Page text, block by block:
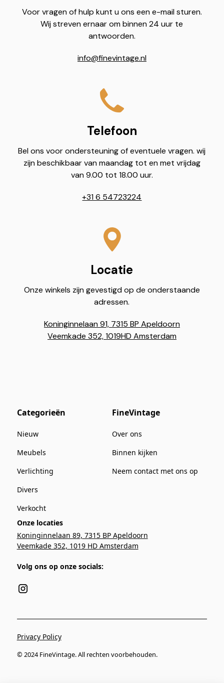
Voor vragen of hulp kunt u ons een e-mail sturen.
Wij streven ernaar om binnen 24 uur te
antwoorden.
info@finevintage.nl
Telefoon
Bel ons voor ondersteuning of eventuele vragen. wij
zijn beschikbaar van maandag tot en met vrijdag
van 9.00 tot 18.00 uur.
+31 6 54723224
Locatie
Onze winkels zijn gevestigd op de onderstaande
adressen.
Koninginnelaan 91, 7315 BP Apeldoorn
Veemkade 352, 1019HD Amsterdam
Onze locaties
Koninginnelaan 89, 7315 BP Apeldoorn
Veemkade 352, 1019 HD Amsterdam
Volg ons op onze socials:
Categorieën
Nieuw
Meubels
Verlichting
Divers
Verkocht
FineVintage
Over ons
Binnen kijken
Neem contact met ons op
© 2024 FineVintage. All rechten voorbehouden.
Privacy Policy